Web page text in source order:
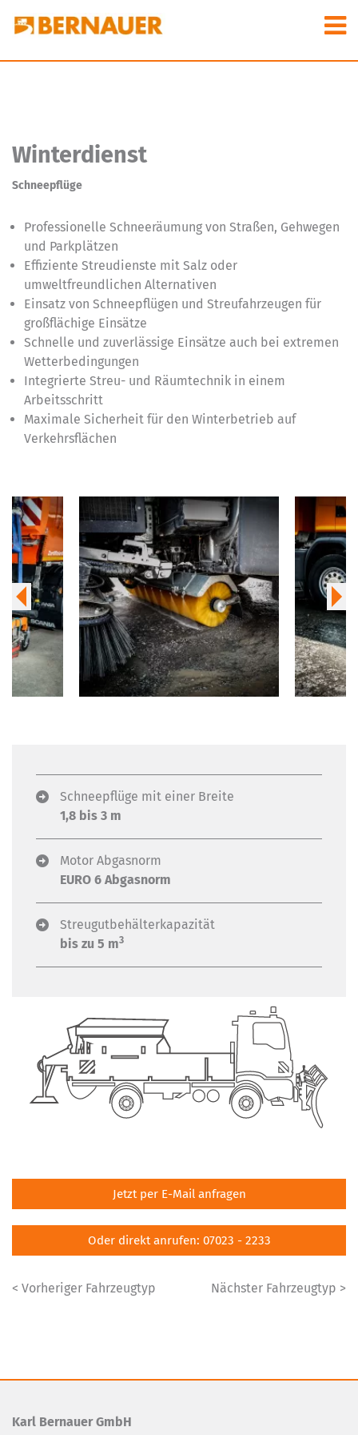
Winterdienst
Schneepflüge
Professionelle Schneeräumung von Straßen, Gehwegen
und Parkplätzen
Effiziente Streudienste mit Salz oder
umweltfreundlichen Alternativen
Einsatz von Schneepflügen und Streufahrzeugen für
großflächige Einsätze
Schnelle und zuverlässige Einsätze auch bei extremen
Wetterbedingungen
Integrierte Streu- und Räumtechnik in einem
Arbeitsschritt
Maximale Sicherheit für den Winterbetrieb auf
Verkehrsflächen
Schneepflüge mit einer Breite
1,8 bis 3 m
Motor Abgasnorm
EURO 6 Abgasnorm
Streugutbehälterkapazität
bis zu 5 m3
Jetzt per E-Mail anfragen
Oder direkt anrufen: 07023 - 2233
< Vorheriger Fahrzeugtyp Nächster Fahrzeugtyp >
Karl Bernauer GmbH